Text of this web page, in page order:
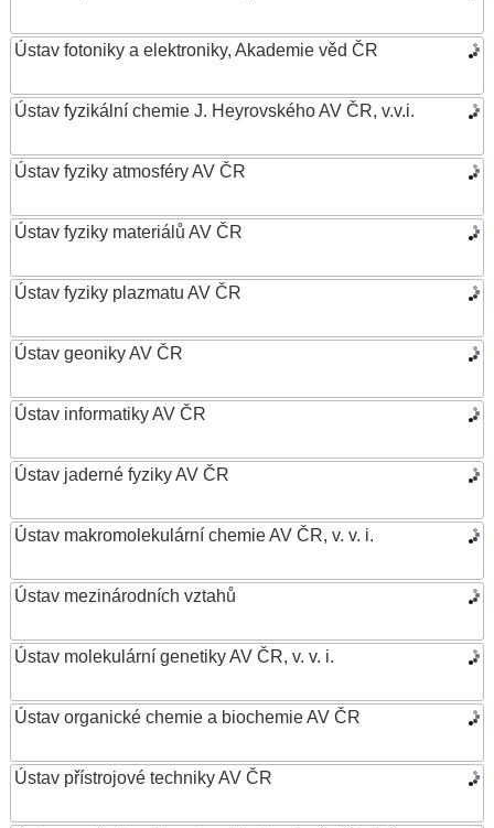
Ústav fotoniky a elektroniky, Akademie věd ČR
Ústav fyzikální chemie J. Heyrovského AV ČR, v.v.i.
Ústav fyziky atmosféry AV ČR
Ústav fyziky materiálů AV ČR
Ústav fyziky plazmatu AV ČR
Ústav geoniky AV ČR
Ústav informatiky AV ČR
Ústav jaderné fyziky AV ČR
Ústav makromolekulární chemie AV ČR, v. v. i.
Ústav mezinárodních vztahů
Ústav molekulární genetiky AV ČR, v. v. i.
Ústav organické chemie a biochemie AV ČR
Ústav přístrojové techniky AV ČR